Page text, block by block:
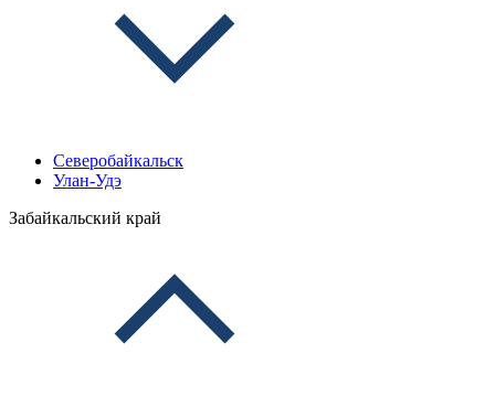
Северобайкальск
Улан-Удэ
Забайкальский край